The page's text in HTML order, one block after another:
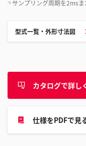
*5 サンプリング周期を2msま
型式一覧・外形寸法図
カタログで詳し
仕様をPDFで見